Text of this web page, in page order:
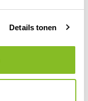
Details tonen